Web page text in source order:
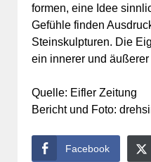
formen, eine Idee
Gefühle finden
Steinskulpturen. Die
ein innerer und
Quelle: Eifler Zeitung
Bericht und Foto:
Facebook